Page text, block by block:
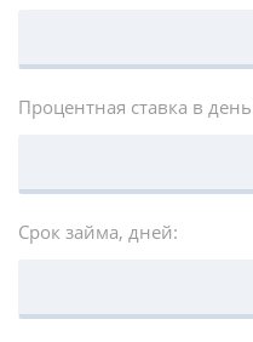
Процентная ставка в
Срок займа, дней: